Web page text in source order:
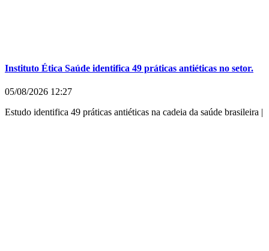
Instituto Ética Saúde identifica 49 práticas antiéticas no setor.
05/08/2026 12:27
Estudo identifica 49 práticas antiéticas na cadeia da saúde brasileira |